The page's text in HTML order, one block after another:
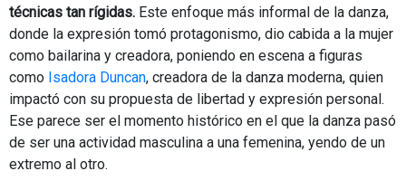
técnicas tan rígidas. Este enfoque más informal de la danza,
donde la expresión tomó protagonismo, dio cabida a la mujer
como bailarina y creadora, poniendo en escena a figuras
como Isadora Duncan, creadora de la danza moderna, quien
impactó con su propuesta de libertad y expresión personal.
Ese parece ser el momento histórico en el que la danza pasó
de ser una actividad masculina a una femenina, yendo de un
extremo al otro.